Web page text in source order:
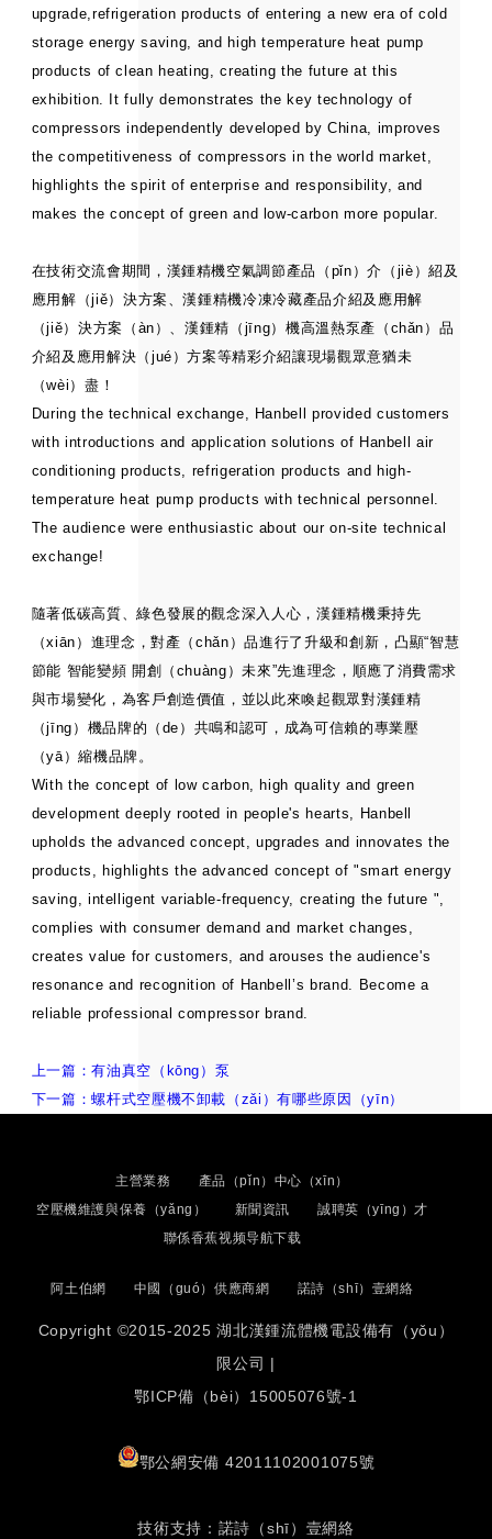
upgrade,refrigeration products of entering a new era of cold
storage energy saving, and high temperature heat pump
products of clean heating, creating the future at this
exhibition. It fully demonstrates the key technology of
compressors independently developed by China, improves
the competitiveness of compressors in the world market,
highlights the spirit of enterprise and responsibility, and
makes the concept of green and low-carbon more popular.
在技術交流會期間，漢鍾精機空氣調節產品（pǐn）介（jiè）紹及
應用解（jiě）決方案、漢鍾精機冷凍冷藏產品介紹及應用解
（jiě）決方案（àn）、漢鍾精（jīng）機高溫熱泵產（chǎn）品
介紹及應用解決（jué）方案等精彩介紹讓現場觀眾意猶未
（wèi）盡！
During the technical exchange, Hanbell provided customers
with introductions and application solutions of Hanbell air
conditioning products, refrigeration products and high-
temperature heat pump products with technical personnel.
The audience were enthusiastic about our on-site technical
exchange!
隨著低碳高質、綠色發展的觀念深入人心，漢鍾精機秉持先
（xiān）進理念，對產（chǎn）品進行了 升級和創新 ，凸顯“智慧
節能 智能變頻 開創（chuàng）未來”先進理念，順應了消費需求
與市場變化，為客戶創造價值，並以此來喚起觀眾對漢鍾精
（jīng）機品牌的（de）共鳴和認可，成為可信賴的專業壓
（yā）縮機品牌。
With the concept of low carbon, high quality and green
development deeply rooted in people's hearts, Hanbell
upholds the advanced concept, upgrades and innovates the
products, highlights the advanced concept of "smart energy
saving, intelligent variable-frequency, creating the future ",
complies with consumer demand and market changes,
creates value for customers, and arouses the audience's
resonance and recognition of Hanbell’s brand. Become a
reliable professional compressor brand.
上一篇：有油真空（kōng）泵
下一篇：螺杆式空壓機不卸載（zǎi）有哪些原因（yīn）
主營業務
產品（pǐn）中心（xīn）
空壓機維護與保養（yǎng）
新聞資訊
誠聘英（yīng）才
聯係香蕉视频导航下载
阿土伯網 中國（guó）供應商網 諾詩（shī）壹網絡
Copyright ©2015-2025 湖北漢鍾流體機電設備有（yǒu）
限公司 |
鄂ICP備（bèi）15005076號-1
鄂公網安備 42011102001075號
技術支持：諾詩（shī）壹網絡